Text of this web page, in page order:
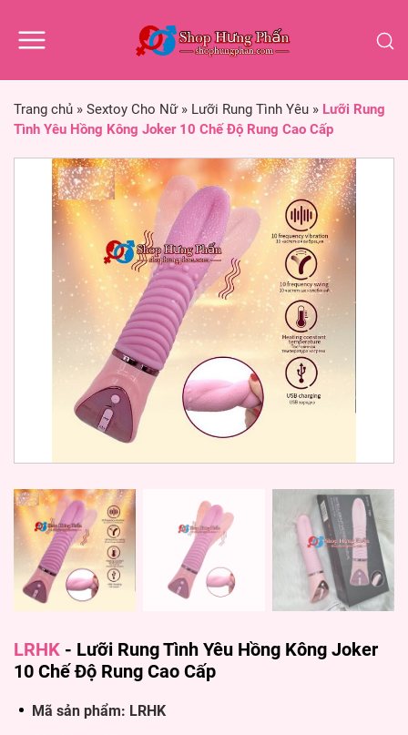
Trang chủ » Sextoy Cho Nữ» Lưỡi Rung Tình Yêu » Lưỡi Rung
Tình Yêu Hồng Kông Joker 10 Chế Độ Rung Cao Cấp
LRHK - Lưỡi Rung Tình Yêu Hồng Kông Joker
10 Chế Độ Rung Cao Cấp
Mã sản phẩm: LRHK